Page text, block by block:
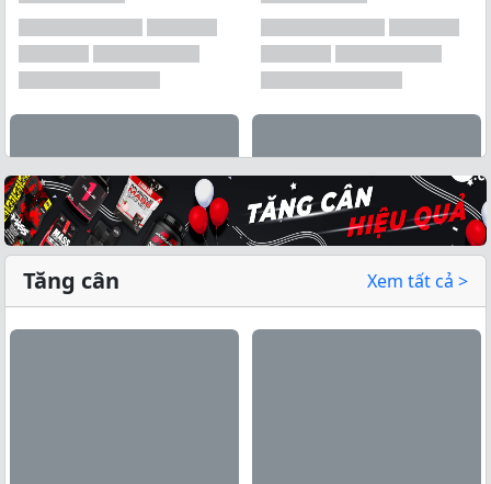
Tăng cân Xem tất cả >